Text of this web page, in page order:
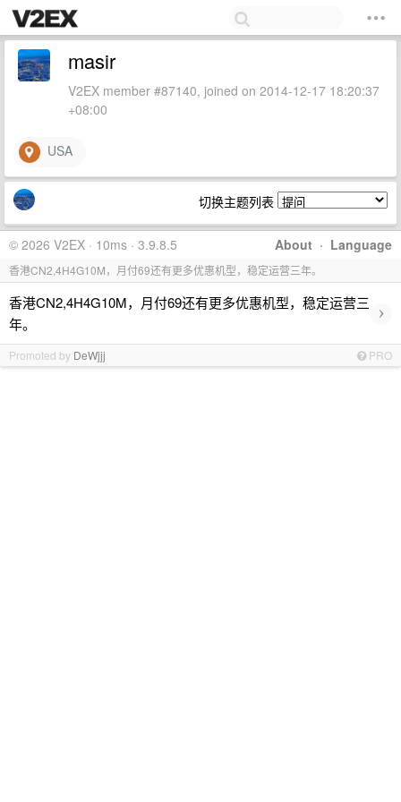
masir
V2EX member #87140, joined on 2014-12-17 18:20:37
+08:00
USA
切换主题列表
About · Language
© 2026 V2EX · 10ms · 3.9.8.5
香港CN2,4H4G10M，月付69还有更多优惠机型，稳定运营三年。
香港CN2,4H4G10M，月付69还有更多优惠机型，稳定运营三
年。
›
Promoted by DeWjjj PRO